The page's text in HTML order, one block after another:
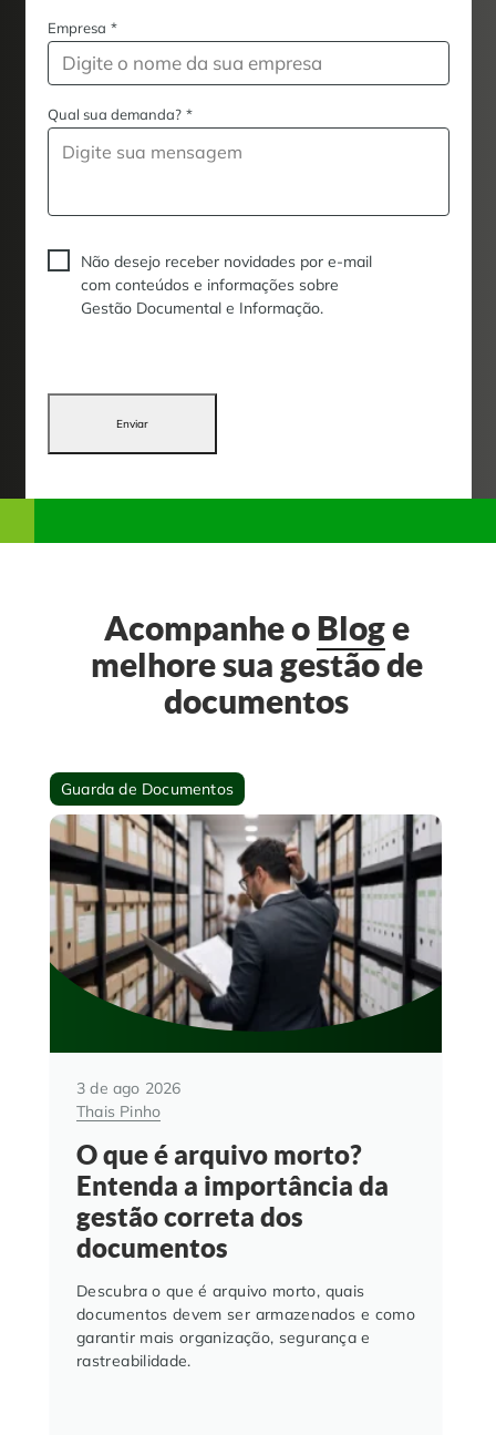
Empresa *
Qual sua demanda? *
Não desejo receber novidades por e-mail
com conteúdos e informações sobre
Gestão Documental e Informação.
Enviar
Acompanhe o Bloge
melhore sua gestão de
documentos
Guarda de Documentos
3 de ago 2026
Thais Pinho
O que é arquivo morto?
Entenda a importância da
gestão correta dos
documentos
Descubra o que é arquivo morto, quais
documentos devem ser armazenados e como
garantir mais organização, segurança e
rastreabilidade.